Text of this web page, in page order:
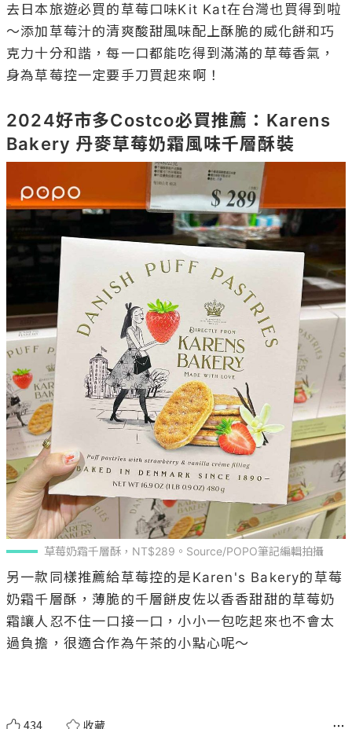
去日本旅遊必買的草莓口味Kit Kat在台灣也買得到啦
～添加草莓汁的清爽酸甜風味配上酥脆的威化餅和巧
克力十分和諧，每一口都能吃得到滿滿的草莓香氣，
身為草莓控一定要手刀買起來啊！
2024好市多Costco必買推薦：Karens
Bakery 丹麥草莓奶霜風味千層酥裝
草莓奶霜千層酥，NT$289。Source/POPO筆記編輯拍攝
另一款同樣推薦給草莓控的是Karen's Bakery的草莓
奶霜千層酥，薄脆的千層餅皮佐以香香甜甜的草莓奶
霜讓人忍不住一口接一口，小小一包吃起來也不會太
過負擔，很適合作為午茶的小點心呢～
434 收藏